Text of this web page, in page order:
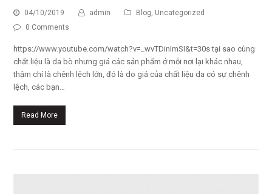
04/10/2019 admin Blog, Uncategorized
0 Comments
https://www.youtube.com/watch?v=_wvTDinImSI&t=30s tại sao cùng
chất liệu là da bò nhưng giá các sản phẩm ở mỗi nơi lại khác nhau,
thậm chí là chênh lệch lớn, đó là do giá của chất liệu da có sự chênh
lệch, các bạn…
Read More